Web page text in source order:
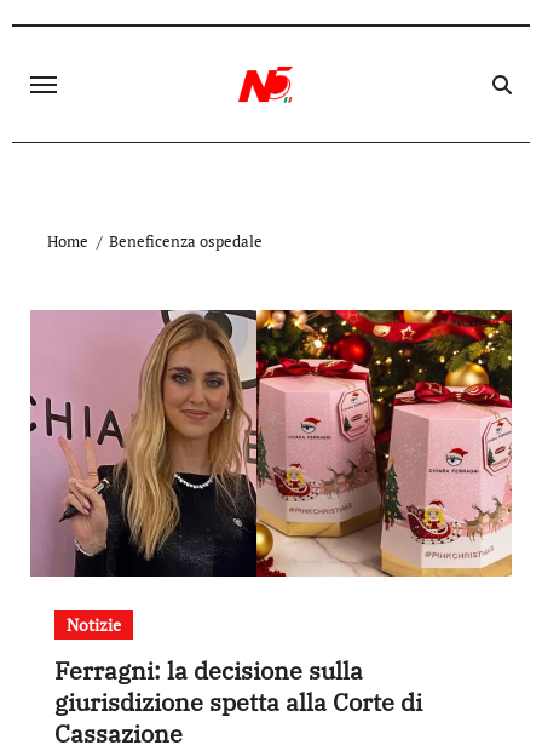
content
Home Beneficenza ospedale
Notizie
Ferragni: la decisione sulla
giurisdizione spetta alla Corte di
Cassazione